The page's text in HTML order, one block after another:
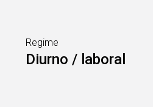
Regime
Diurno / laboral